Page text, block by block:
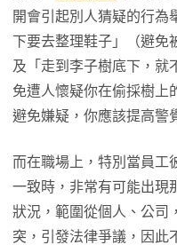
開會引起別人猜疑的行為
下要去整理鞋子」（避免
及「走到李子樹底下，就
免遭人懷疑你在偷採樹上
避免嫌疑，你應該提高警
而在職場上，特別當員工
一致時，非常有可能出現
狀況，範圍從個人、公司
突，引發法律爭議，因此